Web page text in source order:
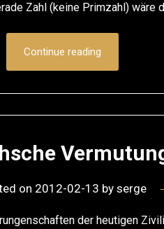
Zahl (keine Primzahl) wäre
Continue reading
on 2012-02-13 by serge
der heutigen